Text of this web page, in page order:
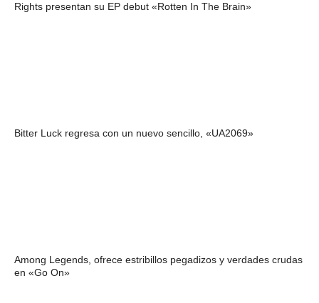
Rights presentan su EP debut «Rotten In The Brain»
Bitter Luck regresa con un nuevo sencillo, «UA2069»
Among Legends, ofrece estribillos pegadizos y verdades crudas
en «Go On»